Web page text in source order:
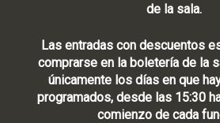
de la sala.
Las entradas con descuentos
comprarse en la boletería de la
únicamente los días en que
programados, desde las 15:30
comienzo de cada